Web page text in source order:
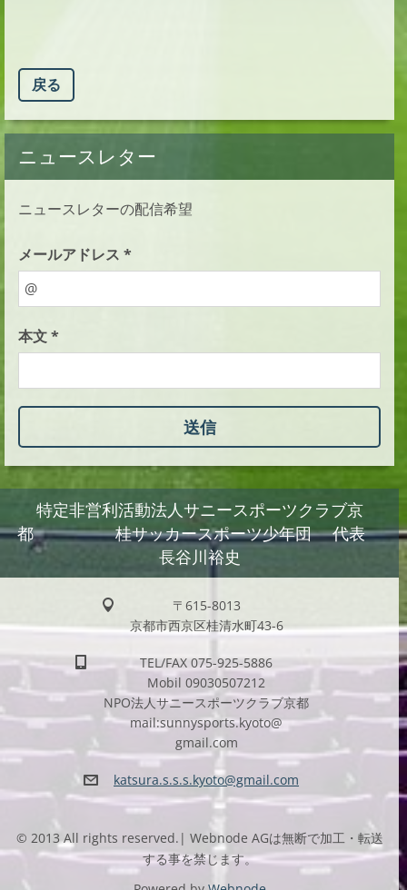
戻る
ニュースレター
ニュースレターの配信希望
メールアドレス *
本文 *
特定非営利活動法人サニースポーツクラブ京
都 桂サッカースポーツ少年団 代表
長谷川裕史
〒615-8013
京都市西京区桂清水町43-6
TEL/FAX 075-925-5886
Mobil 09030507212
NPO法人サニースポーツクラブ京都
mail:sunnysports.kyoto@
gmail.com
katsura.s.s.s.kyoto@gmail.com
© 2013 All rights reserved.| Webnode AGは無断で加工・転送
する事を禁じます。